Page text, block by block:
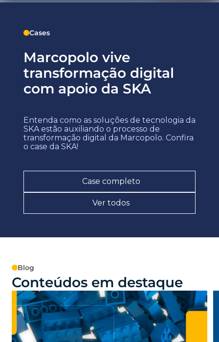
Cases
Marcopolo vive
transformação digital
com apoio da SKA
Entenda como as soluções de tecnologia da
SKA estão auxiliando o processo de
transformação digital da Marcopolo. Confira
o case da SKA!
Case completo
Ver todos
Blog
Conteúdos em destaque